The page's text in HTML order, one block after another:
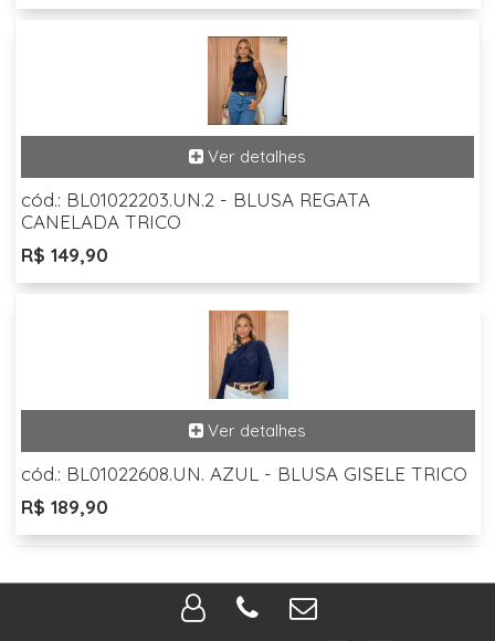
cód.: BL01022203.UN.2 - BLUSA REGATA
CANELADA TRICO
R$ 149,90
cód.: BL01022608.UN. AZUL - BLUSA GISELE TRICO
R$ 189,90